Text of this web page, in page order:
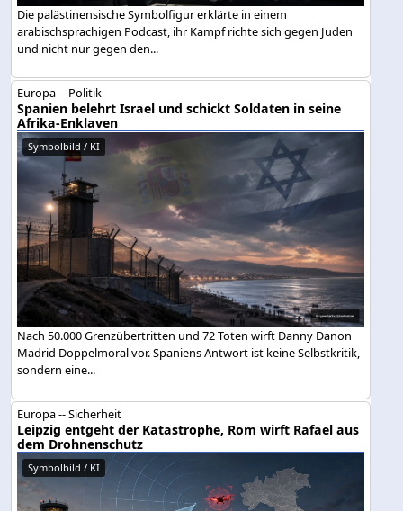
Die palästinensische Symbolfigur erklärte in einem
arabischsprachigen Podcast, ihr Kampf richte sich gegen Juden
und nicht nur gegen den...
Europa -- Politik
Spanien belehrt Israel und schickt Soldaten in seine
Afrika-Enklaven
Symbolbild / KI
Nach 50.000 Grenzübertritten und 72 Toten wirft Danny Danon
Madrid Doppelmoral vor. Spaniens Antwort ist keine Selbstkritik,
sondern eine...
Europa -- Sicherheit
Leipzig entgeht der Katastrophe, Rom wirft Rafael aus
dem Drohnenschutz
Symbolbild / KI